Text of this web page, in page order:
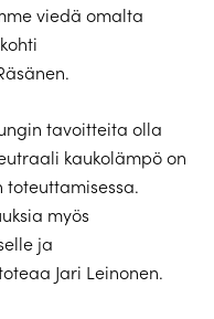
viedä omalta
tavoitteita olla
kaukolämpö on
toteuttamisessa.
myös
ja
Jari Leinonen.